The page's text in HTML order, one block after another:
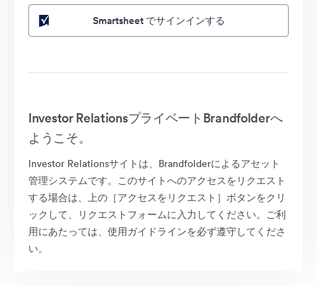
Smartsheet でサインインする
Investor RelationsプライベートBrandfolderへ
ようこそ。
Investor Relationsサイトは、Brandfolderによるアセット
管理システムです。このサイトへのアクセスをリクエスト
する場合は、上の［アクセスをリクエスト］ボタンをクリ
ックして、リクエストフォームに入力してください。ご利
用にあたっては、使用ガイドラインを必ず遵守してくださ
い。